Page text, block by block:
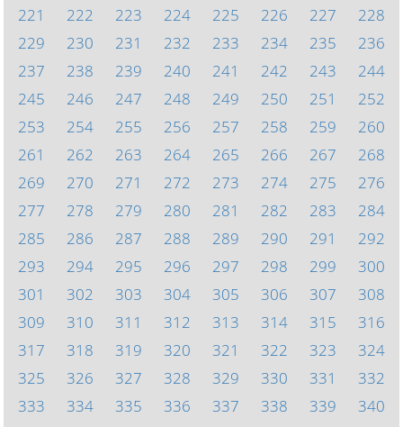
221
222 223 224 225 226 227
228
229
230 231 232 233 234 235
236
237
238 239 240 241 242 243
244
245
246 247 248 249 250 251
252
253
254 255 256 257 258 259
260
261
262 263 264 265 266 267
268
269
270 271 272 273 274 275
276
277
278 279 280 281 282 283
284
285
286 287 288 289 290 291
292
293
294 295 296 297 298 299
300
301
302 303 304 305 306 307
308
309
310 311 312 313 314 315
316
317
318 319 320 321 322 323
324
325
326 327 328 329 330 331
332
333
334 335 336 337 338 339
340